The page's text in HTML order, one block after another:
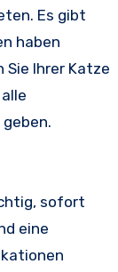
Es gibt
haben
Ihrer Katze
sofort
eine